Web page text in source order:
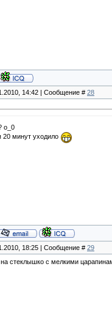
14:42 | Сообщение # 28
о_0
минут уходило
18:25 | Сообщение # 29
на стеклышко с мелкими